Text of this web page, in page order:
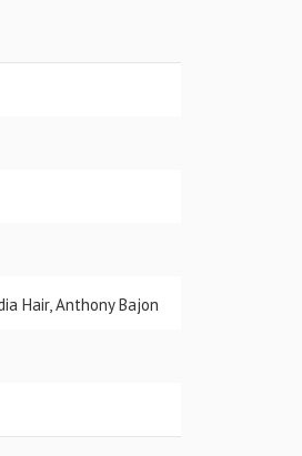
Hair, Anthony Bajon